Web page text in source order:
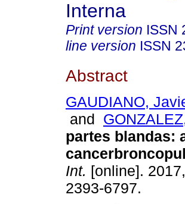
Interna
Print version ISSN
line version ISSN
Abstract
GAUDIANO,
and
partes blandas:
Int. [online].
2393-6797.